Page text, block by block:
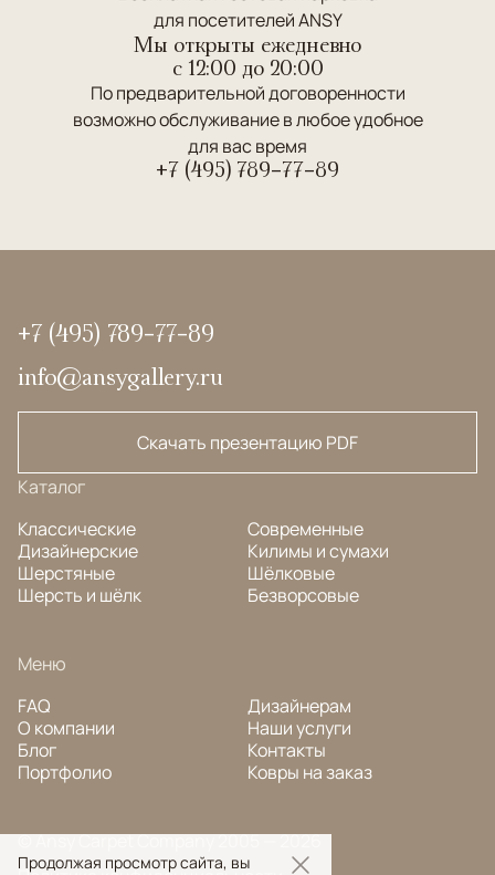
для посетителей ANSY
Мы открыты ежедневно
c 12:00 до 20:00
По предварительной договоренности
возможно обслуживание в любое удобное
для вас время
+7 (495) 789-77-89
+7 (495) 789-77-89
info@ansygallery.ru
Скачать презентацию PDF
Каталог
Классические
Дизайнерские
Шерстяные
Шерсть и шёлк
Современные
Килимы и сумахи
Шёлковые
Безворсовые
Меню
FAQ
О компании
Блог
Портфолио
Дизайнерам
Наши услуги
Контакты
Ковры на заказ
© Ansy Carpet Company 2005 — 2026
Продолжая просмотр сайта, вы